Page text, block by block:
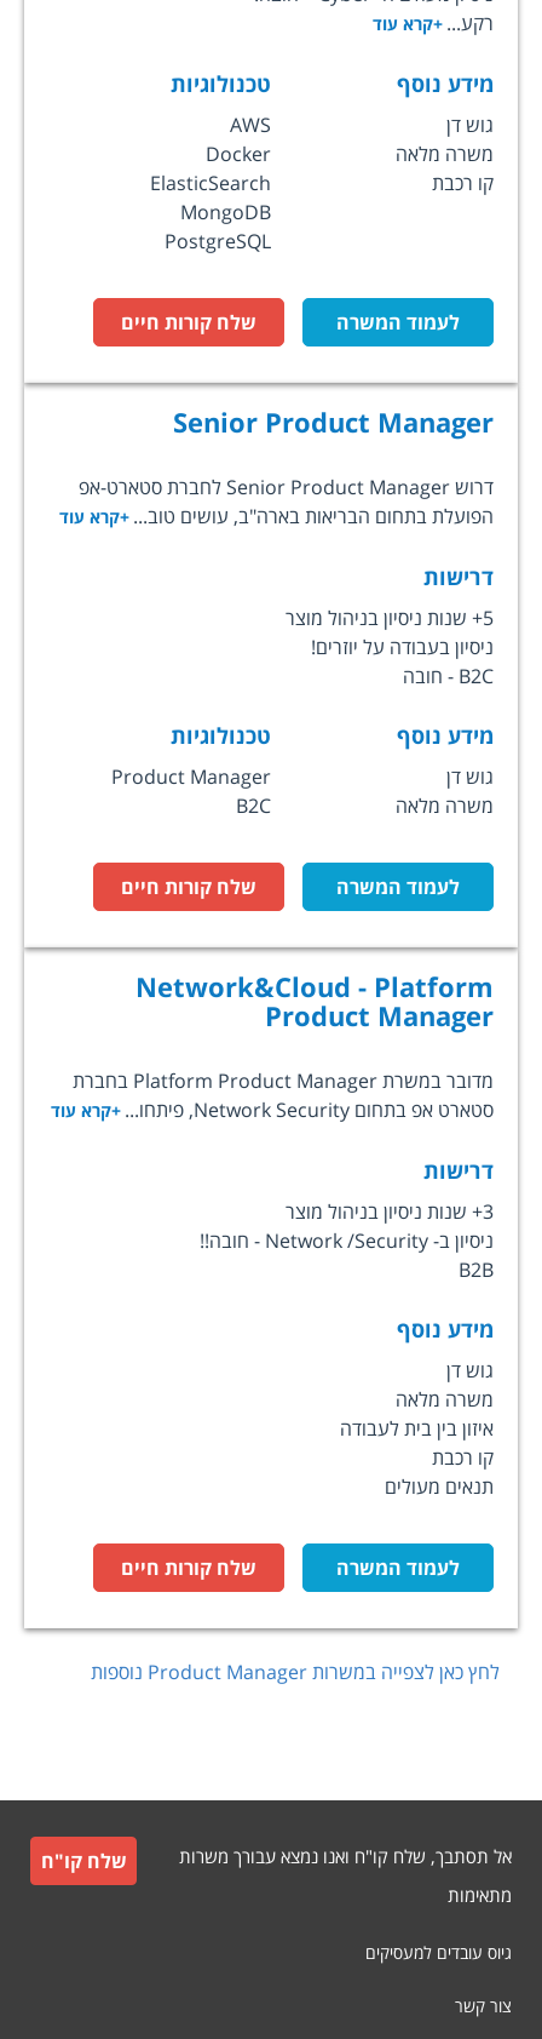
רקע... +קרא עוד
מידע נוסף
גוש דן
משרה מלאה
קו רכבת
טכנולוגיות
AWS
Docker
ElasticSearch
MongoDB
PostgreSQL
לעמוד המשרה שלח קורות חיים
Senior Product Manager
דרוש Senior Product Manager לחברת סטארט-אפ
הפועלת בתחום הבריאות בארה"ב, עושים טוב... +קרא עוד
דרישות
5+ שנות ניסיון בניהול מוצר
ניסיון בעבודה על יוזרים!
B2C - חובה
מידע נוסף
גוש דן
משרה מלאה
טכנולוגיות
Product Manager
B2C
לעמוד המשרה שלח קורות חיים
Network&Cloud - Platform
Product Manager
מדובר במשרת Platform Product Manager בחברת
סטארט אפ בתחום Network Security, פיתחו...
+קרא עוד
דרישות
3+ שנות ניסיון בניהול מוצר
ניסיון ב- Network /Security - חובה!!
B2B
מידע נוסף
גוש דן
משרה מלאה
איזון בין בית לעבודה
קו רכבת
תנאים מעולים
לעמוד המשרה שלח קורות חיים
לחץ כאן לצפייה במשרותProduct Manager נוספות
אל תסתבך, שלח קו"ח ואנו נמצא עבורך משרות
מתאימות
שלח קו"ח
גיוס עובדים למעסיקים
צור קשר